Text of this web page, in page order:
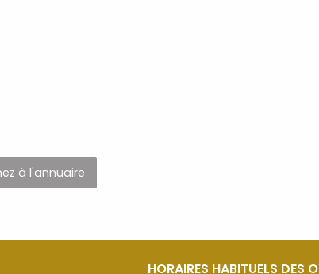
à l'annuaire
HORAIRES HABITUELS DES